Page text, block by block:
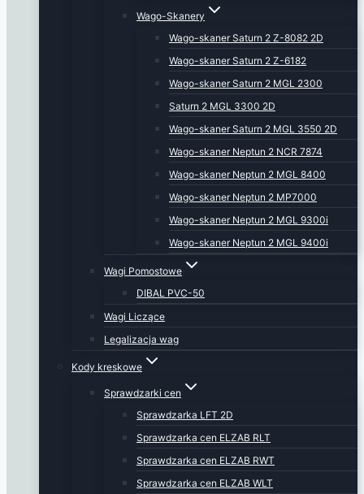
Wago-Skanery
Wago-skaner Saturn 2 Z-8082 2D
Wago-skaner Saturn 2 Z-6182
Wago-skaner Saturn 2 MGL 2300
Saturn 2 MGL 3300 2D
Wago-skaner Saturn 2 MGL 3550 2D
Wago-skaner Neptun 2 NCR 7874
Wago-skaner Neptun 2 MGL 8400
Wago-skaner Neptun 2 MP7000
Wago-skaner Neptun 2 MGL 9300i
Wago-skaner Neptun 2 MGL 9400i
Wagi Pomostowe
DIBAL PVC-50
Wagi Liczące
Legalizacja wag
Kody kreskowe
Sprawdzarki cen
Sprawdzarka LFT 2D
Sprawdzarka cen ELZAB RLT
Sprawdzarka cen ELZAB RWT
Sprawdzarka cen ELZAB WLT